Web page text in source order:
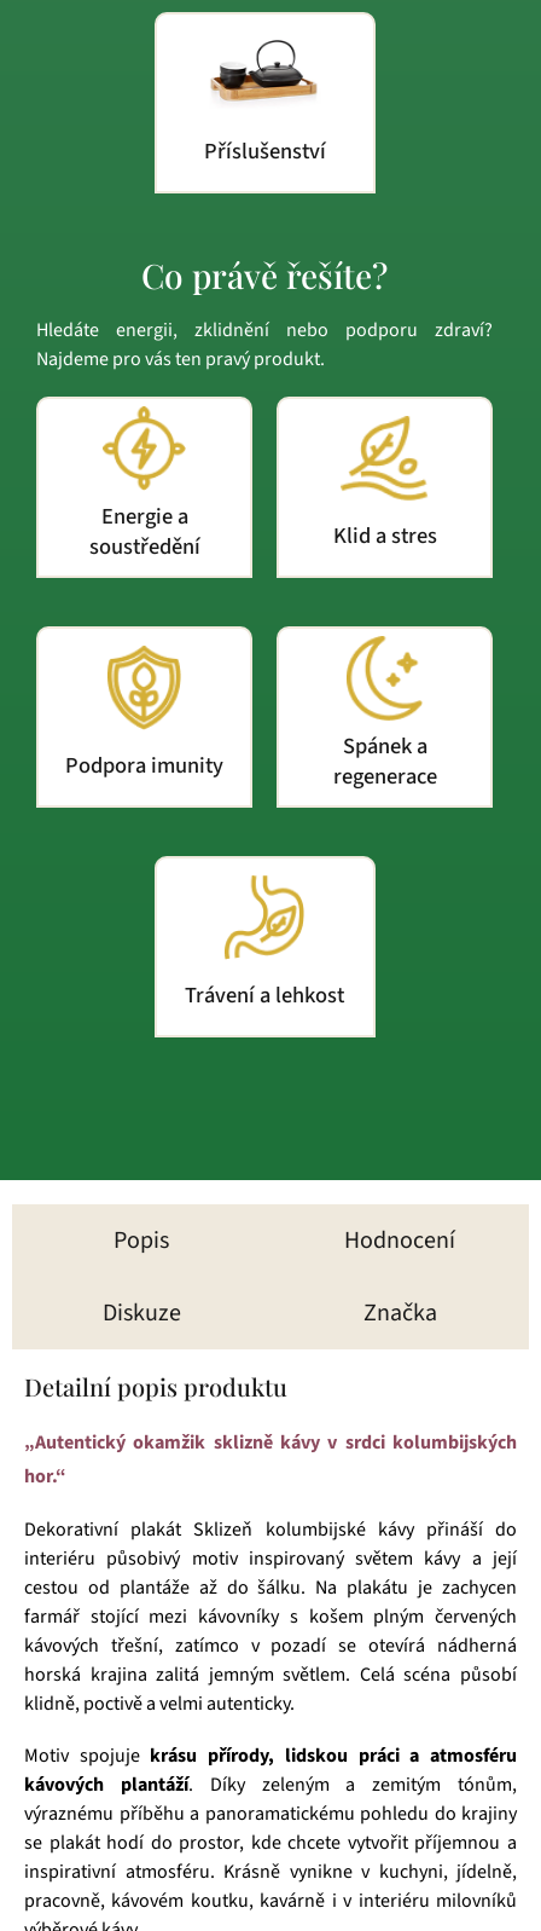
Příslušenství
Co právě řešíte?
Hledáte energii, zklidnění nebo podporu zdraví?
Najdeme pro vás ten pravý produkt.
Energie a
soustředění
Klid a stres
Podpora imunity
Spánek a
regenerace
Trávení a lehkost
Popis Hodnocení
Diskuze Značka
Detailní popis produktu
„Autentický okamžik sklizně kávy v srdci kolumbijských
hor.“
Dekorativní plakát Sklizeň kolumbijské kávy přináší do
interiéru působivý motiv inspirovaný světem kávy a její
cestou od plantáže až do šálku. Na plakátu je zachycen
farmář stojící mezi kávovníky s košem plným červených
kávových třešní, zatímco v pozadí se otevírá nádherná
horská krajina zalitá jemným světlem. Celá scéna působí
klidně, poctivě a velmi autenticky.
Motiv spojuje krásu přírody, lidskou práci a atmosféru
kávových plantáží. Díky zeleným a zemitým tónům,
výraznému příběhu a panoramatickému pohledu do krajiny
se plakát hodí do prostor, kde chcete vytvořit příjemnou a
inspirativní atmosféru. Krásně vynikne v kuchyni, jídelně,
pracovně, kávovém koutku, kavárně i v interiéru milovníků